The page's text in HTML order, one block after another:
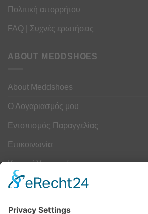
Πολιτική απορρήτου
FAQ | Συχνές ερωτήσεις
ABOUT MEDDSHOES
About Meddshoes
Ο Λογαριασμός μου
Εντοπισμός Παραγγελίας
Επικοινωνία
Κουμπί Υπαναχώρησης